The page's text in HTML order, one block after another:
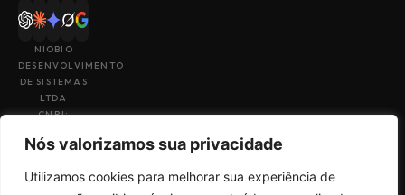
Nós valorizamos sua privacidade
Utilizamos cookies para melhorar sua experiência de
NIOBIO
DESENVOLVIMENTO
DE SISTEMAS
LTDA
CNPJ:
49